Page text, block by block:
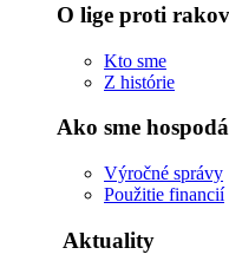
O lige proti
Kto sme
Z histórie
Ako sme
Výročné správy
Použitie financií
Aktuality